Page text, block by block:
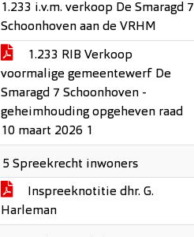
1.233 i.v.m. verkoop De Smaragd 7
Schoonhoven aan de VRHM
1.233 RIB Verkoop
voormalige gemeentewerf De
Smaragd 7 Schoonhoven -
geheimhouding opgeheven raad
10 maart 2026 1
5 Spreekrecht inwoners
Inspreeknotitie dhr. G.
Harleman